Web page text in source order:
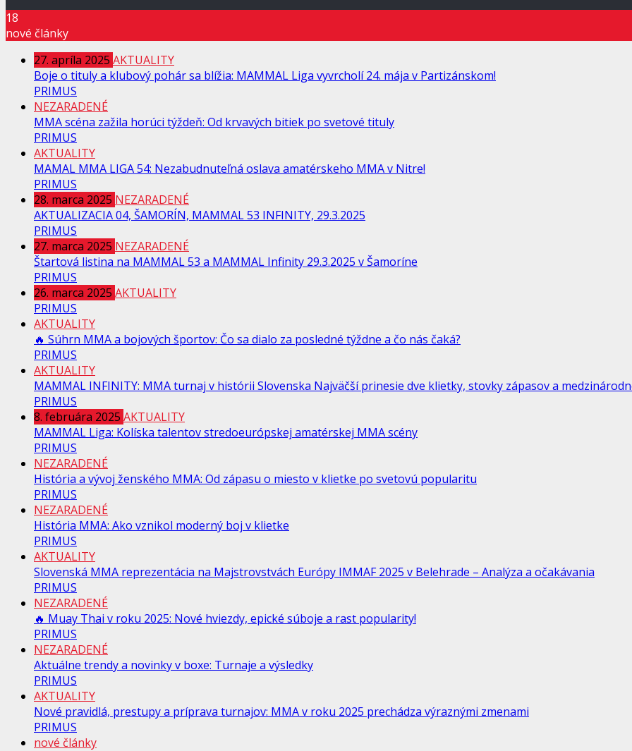
18
nové články
27. apríla 2025 AKTUALITY
Boje o tituly a klubový pohár sa blížia: MAMMAL Liga vyvrcholí 24. mája v Partizánskom!
PRIMUS
NEZARADENÉ
MMA scéna zažila horúci týždeň: Od krvavých bitiek po svetové tituly
PRIMUS
AKTUALITY
MAMAL MMA LIGA 54: Nezabudnuteľná oslava amatérskeho MMA v Nitre!
PRIMUS
28. marca 2025 NEZARADENÉ
AKTUALIZACIA 04, ŠAMORÍN, MAMMAL 53 INFINITY, 29.3.2025
PRIMUS
27. marca 2025 NEZARADENÉ
Štartová listina na MAMMAL 53 a MAMMAL Infinity 29.3.2025 v Šamoríne
PRIMUS
26. marca 2025 AKTUALITY
PRIMUS
AKTUALITY
🔥 Súhrn MMA a bojových športov: Čo sa dialo za posledné týždne a čo nás čaká?
PRIMUS
AKTUALITY
MAMMAL INFINITY: MMA turnaj v histórii Slovenska Najväčší prinesie dve klietky, stovky zápasov a
PRIMUS
8. februára 2025 AKTUALITY
MAMMAL Liga: Kolíska talentov stredoeurópskej amatérskej MMA scény
PRIMUS
NEZARADENÉ
História a vývoj ženského MMA: Od zápasu o miesto v klietke po svetovú popularitu
PRIMUS
NEZARADENÉ
História MMA: Ako vznikol moderný boj v klietke
PRIMUS
AKTUALITY
Slovenská MMA reprezentácia na Majstrovstvách Európy IMMAF 2025 v Belehrade – Analýza a očakávania
PRIMUS
NEZARADENÉ
🔥 Muay Thai v roku 2025: Nové hviezdy, epické súboje a rast popularity!
PRIMUS
NEZARADENÉ
Aktuálne trendy a novinky v boxe: Turnaje a výsledky
PRIMUS
AKTUALITY
Nové pravidlá, prestupy a príprava turnajov: MMA v roku 2025 prechádza výraznými zmenami
PRIMUS
nové články